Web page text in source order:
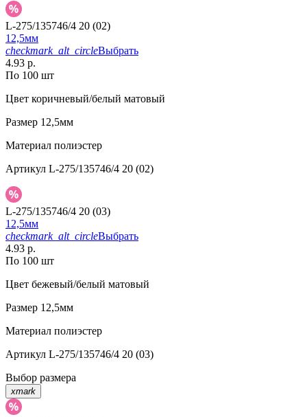
L-275/135746/4 20 (02)
12,5мм
checkmark_alt_circleВыбрать
4.93 р.
По 100 шт
Цвет коричневый/белый матовый
Размер 12,5мм
Материал полиэстер
Артикул L-275/135746/4 20 (02)
L-275/135746/4 20 (03)
12,5мм
checkmark_alt_circleВыбрать
4.93 р.
По 100 шт
Цвет бежевый/белый матовый
Размер 12,5мм
Материал полиэстер
Артикул L-275/135746/4 20 (03)
Выбор размера
xmark